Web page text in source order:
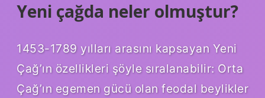
Yeni çağda neler olmuştur?
1453-1789 yılları arasını kapsayan Yeni
Çağ’ın özellikleri şöyle sıralanabilir: Orta
Çağ’ın egemen gücü olan feodal beylikler